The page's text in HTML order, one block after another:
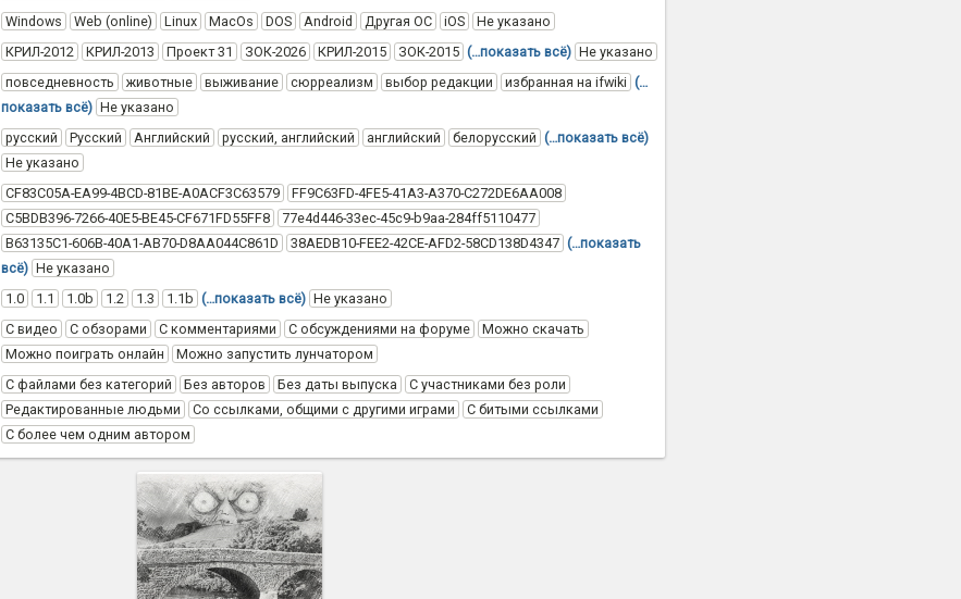
Windows Web (online) Linux MacOs DOS Android Другая ОС iOS Не указано
КРИЛ-2012 КРИЛ-2013 Проект 31 ЗОК-2026 КРИЛ-2015 ЗОК-2015 (…показать всё) Не указано
повседневность животные выживание сюрреализм выбор редакции избранная на ifwiki (…
показать всё) Не указано
русский Русский Английский русский, английский английский белорусский (…показать всё)
Не указано
CF83C05A-EA99-4BCD-81BE-A0ACF3C63579
FF9C63FD-4FE5-41A3-A370-C272DE6AA008
C5BDB396-7266-40E5-BE45-CF671FD55FF8
77e4d446-33ec-45c9-b9aa-284ff5110477
B63135C1-606B-40A1-AB70-D8AA044C861D
38AEDB10-FEE2-42CE-AFD2-58CD138D4347 (…показать
всё) Не указано
1.0 1.1 1.0b 1.2 1.3 1.1b (…показать всё) Не указано
С видео С обзорами С комментариями С обсуждениями на форуме
Можно скачать
Можно поиграть онлайн
Можно запустить лунчатором
С файлами без категорий Без авторов Без даты выпуска
С участниками без роли
Редактированные людьми
Со ссылками, общими с другими играми
С битыми ссылками
С более чем одним автором